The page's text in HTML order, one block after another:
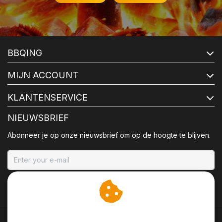
BBQING
MIJN ACCOUNT
KLANTENSERVICE
NIEUWSBRIEF
Abonneer je op onze nieuwsbrief om op de hoogte te blijven.